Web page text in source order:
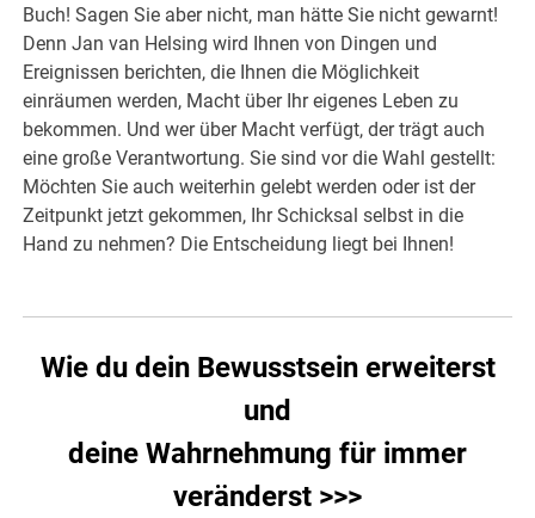
Buch! Sagen Sie aber nicht, man hätte Sie nicht gewarnt!
Denn Jan van Helsing wird Ihnen von Dingen und
Ereignissen berichten, die Ihnen die Möglichkeit
einräumen werden, Macht über Ihr eigenes Leben zu
bekommen. Und wer über Macht verfügt, der trägt auch
eine große Verantwortung. Sie sind vor die Wahl gestellt:
Möchten Sie auch weiterhin gelebt werden oder ist der
Zeitpunkt jetzt gekommen, Ihr Schicksal selbst in die
Hand zu nehmen? Die Entscheidung liegt bei Ihnen!
Wie du dein Bewusstsein erweiterst
und
deine Wahrnehmung für immer
veränderst >>>